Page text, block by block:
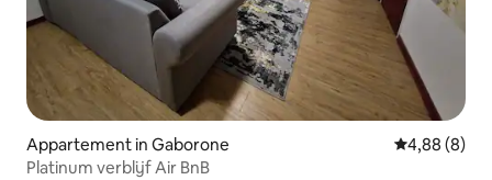
Appartement in Gaborone Gemiddelde
4,88 (8)
Platinum verblijf Air BnB